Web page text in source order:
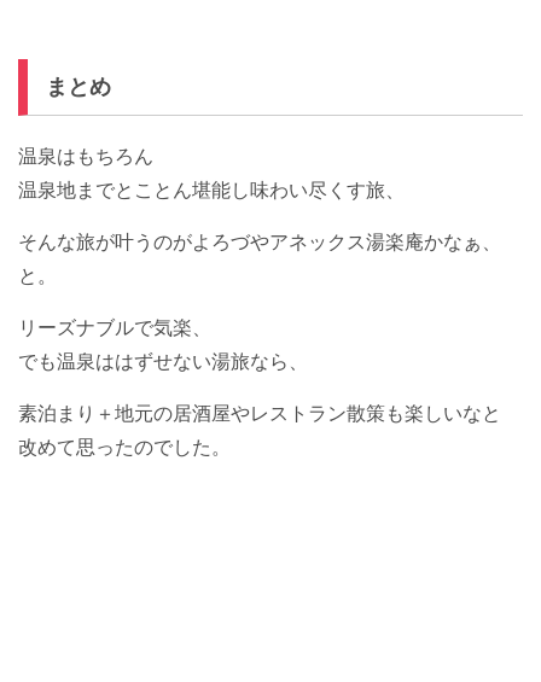
まとめ
温泉はもちろん
温泉地までとことん堪能し味わい尽くす旅、
そんな旅が叶うのがよろづやアネックス湯楽庵かなぁ、
と。
リーズナブルで気楽、
でも温泉ははずせない湯旅なら、
素泊まり＋地元の居酒屋やレストラン散策も楽しいなと
改めて思ったのでした。